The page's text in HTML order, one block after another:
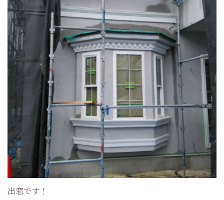
出窓です！